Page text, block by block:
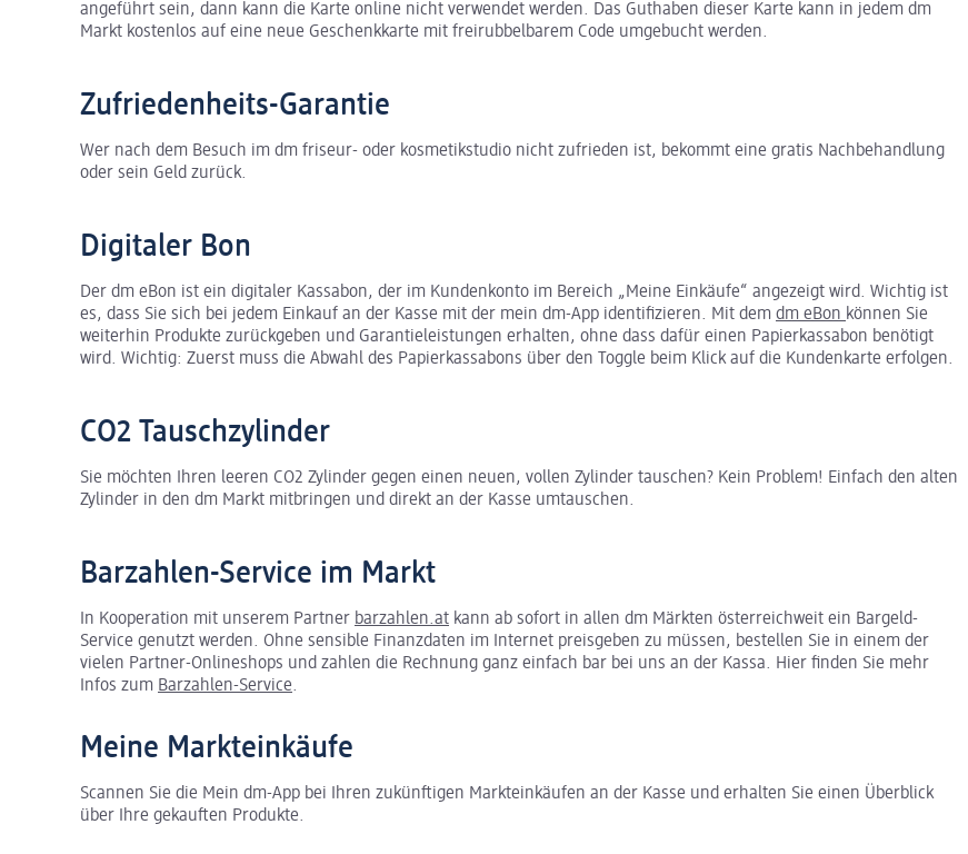
angeführt sein, dann kann die Karte online nicht verwendet werden. Das Guthaben dieser Karte kann in jedem dm
Markt kostenlos auf eine neue Geschenkkarte mit freirubbelbarem Code umgebucht werden.
Zufriedenheits-Garantie
Wer nach dem Besuch im dm friseur- oder kosmetikstudio nicht zufrieden ist, bekommt eine gratis Nachbehandlung
oder sein Geld zurück.
Digitaler Bon
Der dm eBon ist ein digitaler Kassabon, der im Kundenkonto im Bereich „Meine Einkäufe“ angezeigt wird. Wichtig ist
es, dass Sie sich bei jedem Einkauf an der Kasse mit der mein dm-App identifizieren. Mit dem dm eBon können Sie
weiterhin Produkte zurückgeben und Garantieleistungen erhalten, ohne dass dafür einen Papierkassabon benötigt
wird. Wichtig: Zuerst muss die Abwahl des Papierkassabons über den Toggle beim Klick auf die Kundenkarte erfolgen.
CO2 Tauschzylinder
Sie möchten Ihren leeren CO2 Zylinder gegen einen neuen, vollen Zylinder tauschen? Kein Problem! Einfach den alten
Zylinder in den dm Markt mitbringen und direkt an der Kasse umtauschen.
Barzahlen-Service im Markt
In Kooperation mit unserem Partner barzahlen.at kann ab sofort in allen dm Märkten österreichweit ein Bargeld-
Service genutzt werden. Ohne sensible Finanzdaten im Internet preisgeben zu müssen, bestellen Sie in einem der
vielen Partner-Onlineshops und zahlen die Rechnung ganz einfach bar bei uns an der Kassa. Hier finden Sie mehr
Infos zum Barzahlen-Service.
Meine Markteinkäufe
Scannen Sie die Mein dm-App bei Ihren zukünftigen Markteinkäufen an der Kasse und erhalten Sie einen Überblick
über Ihre gekauften Produkte.